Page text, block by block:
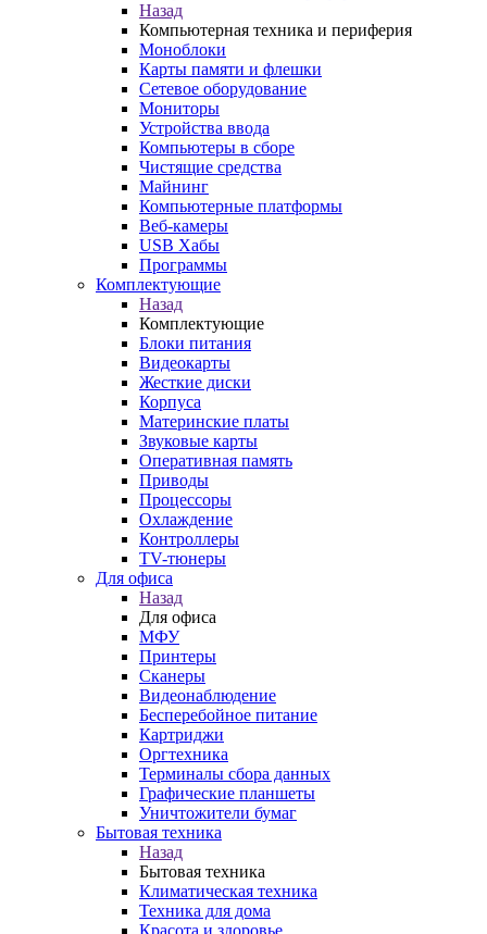
Назад
Компьютерная техника и периферия
Моноблоки
Карты памяти и флешки
Сетевое оборудование
Мониторы
Устройства ввода
Компьютеры в сборе
Чистящие средства
Майнинг
Компьютерные платформы
Веб-камеры
USB Хабы
Программы
Комплектующие
Назад
Комплектующие
Блоки питания
Видеокарты
Жесткие диски
Корпуса
Материнские платы
Звуковые карты
Оперативная память
Приводы
Процессоры
Охлаждение
Контроллеры
TV-тюнеры
Для офиса
Назад
Для офиса
МФУ
Принтеры
Сканеры
Видеонаблюдение
Бесперебойное питание
Картриджи
Оргтехника
Терминалы сбора данных
Графические планшеты
Уничтожители бумаг
Бытовая техника
Назад
Бытовая техника
Климатическая техника
Техника для дома
Красота и здоровье